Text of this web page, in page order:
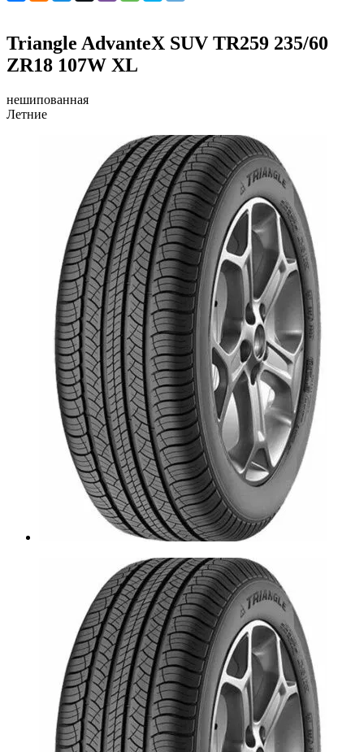
Triangle AdvanteX SUV TR259 235/60
ZR18 107W XL
нешипованная
Летние